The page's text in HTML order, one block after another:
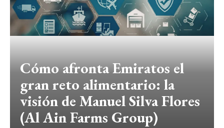
Cómo afronta Emiratos el
gran reto alimentario: la
visión de Manuel Silva Flores
(Al Ain Farms Group)